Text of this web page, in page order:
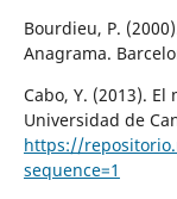
Bourdieu, P.
Anagrama.
Cabo, Y. (2013).
Universidad de
https://
sequence=1